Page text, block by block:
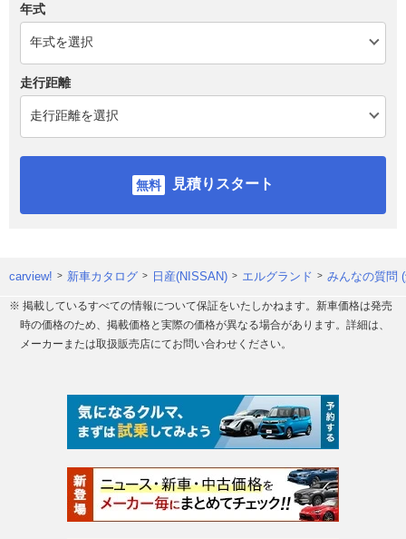
年式
走行距離
見積りスタート
carview! 新車カタログ 日産(NISSAN) エルグランド みんなの質問
※ 掲載しているすべての情報について保証をいたしかねます。新車価格は発売
時の価格のため、掲載価格と実際の価格が異なる場合があります。詳細は、
メーカーまたは取扱販売店にてお問い合わせください。